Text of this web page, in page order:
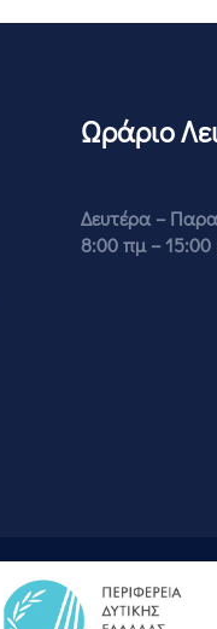
Ωράριο
Δευτέρα –
8:00 πμ – 15:00